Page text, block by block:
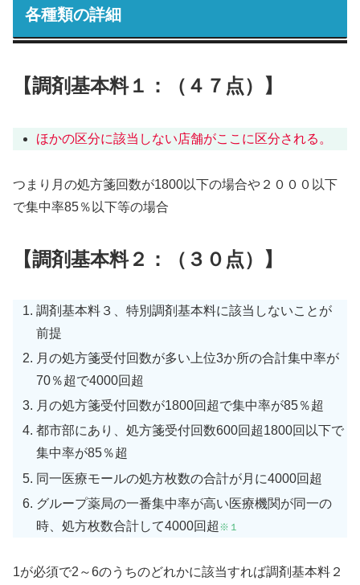
各種類の詳細
【調剤基本料１：（４７点）】
ほかの区分に該当しない店舗がここに区分される。
つまり月の処方箋回数が1800以下の場合や２０００以下
で集中率85％以下等の場合
【調剤基本料２：（３０点）】
調剤基本料３、特別調剤基本料に該当しないことが
前提
月の処方箋受付回数が多い上位3か所の合計集中率が
70％超で4000回超
月の処方箋受付回数が1800回超で集中率が85％超
都市部にあり、処方箋受付回数600回超1800回以下で
集中率が85％超
同一医療モールの処方枚数の合計が月に4000回超
グループ薬局の一番集中率が高い医療機関が同一の
時、処方枚数合計して4000回超 ※１
1が必須で2～6のうちのどれかに該当すれば調剤基本料２